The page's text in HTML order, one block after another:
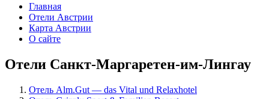
Главная
Отели Австрии
Карта Австрии
О сайте
Отели Санкт-Маргаретен-им-Лингау
Отель Alm.Gut — das Vital und Relaxhotel